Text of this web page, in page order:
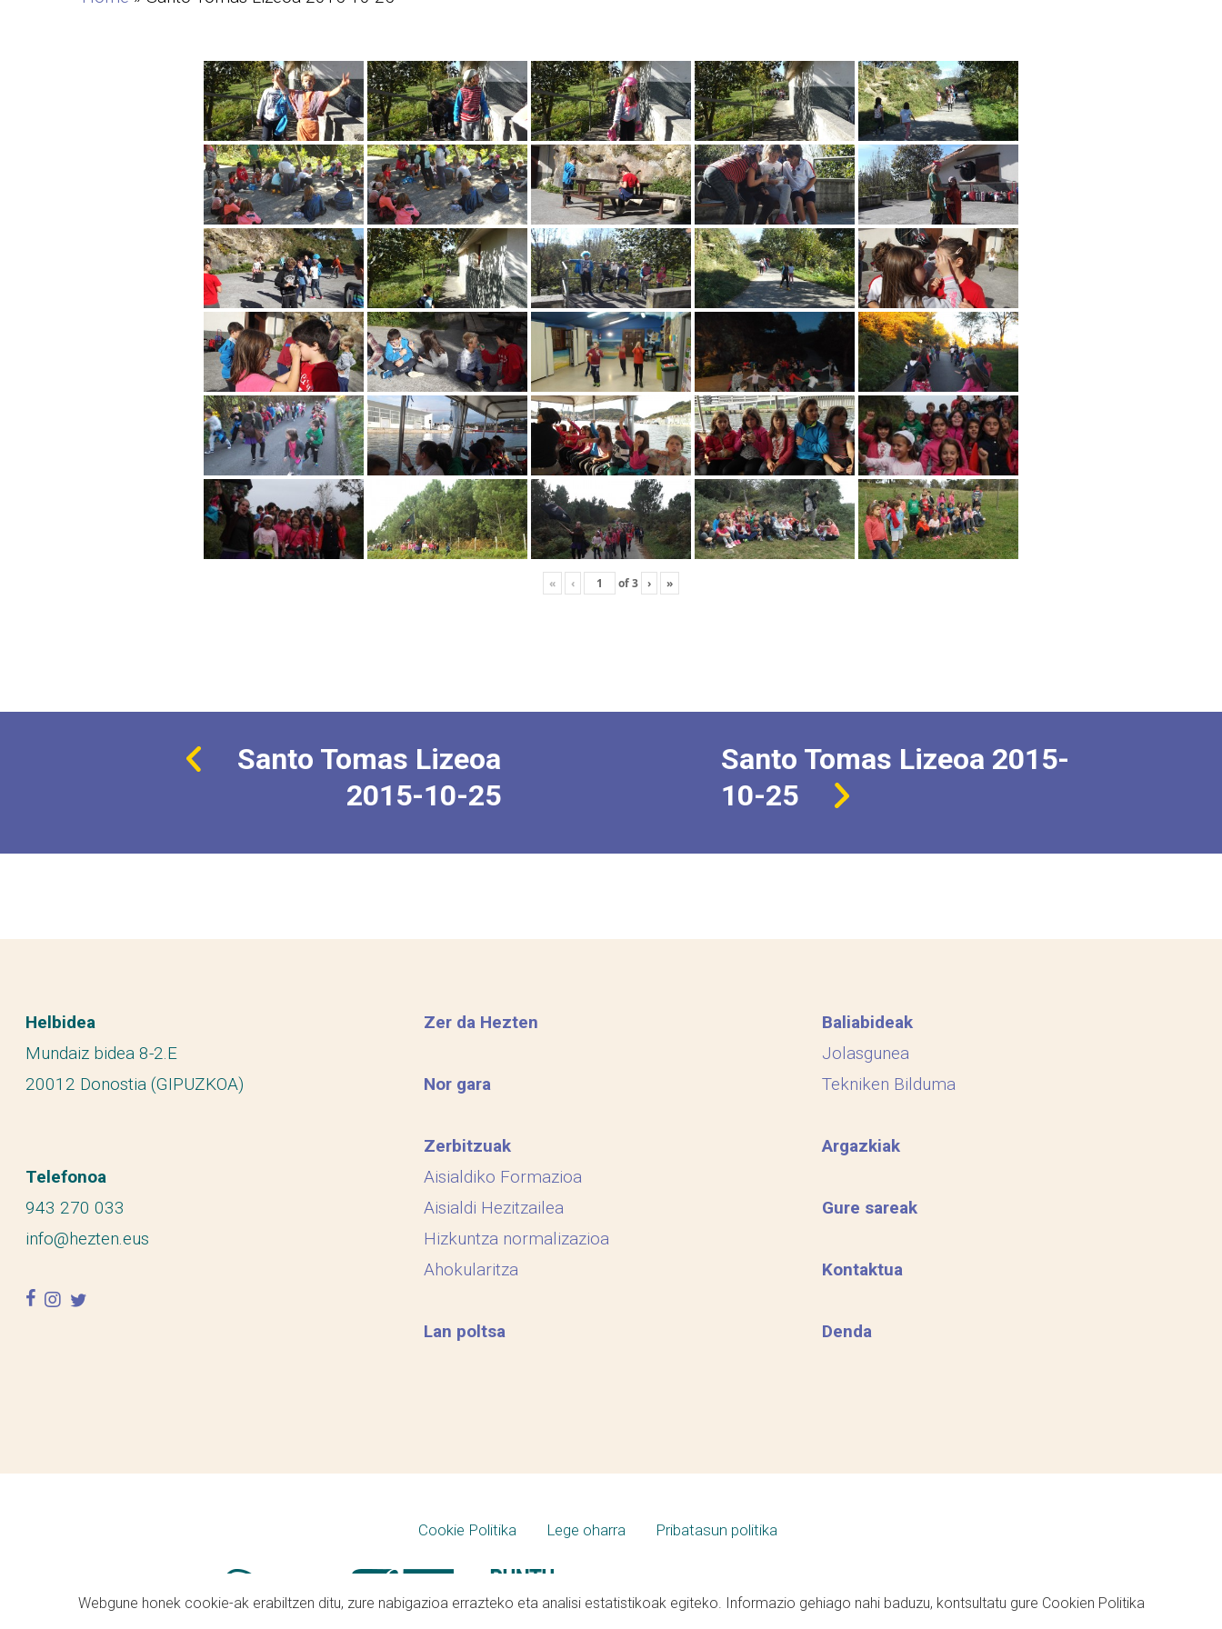
« ‹ of3 › »
Santo Tomas Lizeoa
2015-10-25
Santo Tomas Lizeoa 2015-
10-25
Helbidea
Mundaiz bidea 8-2.E
20012 Donostia (GIPUZKOA)
Telefonoa
943 270 033
info@hezten.eus
facebook
instagram
twitter
Zer da Hezten
Nor gara
Zerbitzuak
Aisialdiko Formazioa
Aisialdi Hezitzailea
Hizkuntza normalizazioa
Ahokularitza
Lan poltsa
Baliabideak
Jolasgunea
Tekniken Bilduma
Argazkiak
Gure sareak
Kontaktua
Denda
Cookie Politika Lege oharra Pribatasun politika
Webgune honek cookie-ak erabiltzen ditu, zure nabigazioa errazteko eta analisi estatistikoak egiteko. Informazio gehiago nahi baduzu, kontsultatu gure Cookien Politika